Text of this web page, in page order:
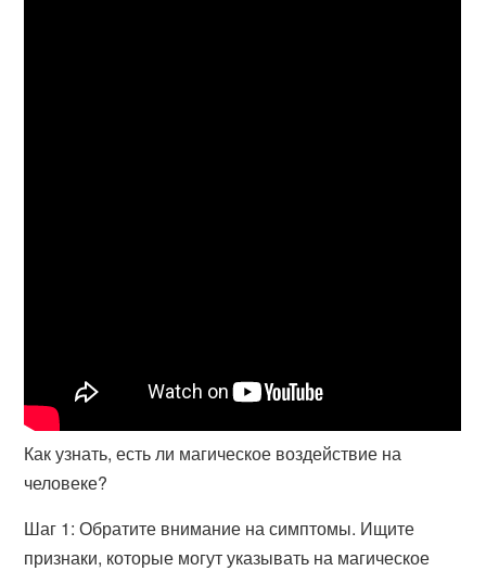
Как узнать, есть ли магическое воздействие на
человеке?
Шаг 1: Обратите внимание на симптомы. Ищите
признаки, которые могут указывать на магическое